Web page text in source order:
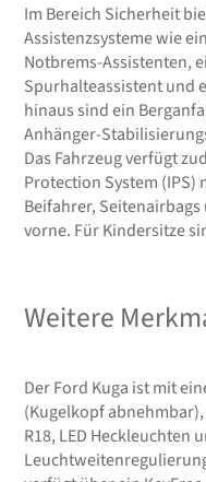
Im Bereich Sicherheit
Assistenzsysteme wie
Notbrems-Assistenten,
Spurhalteassistent und
hinaus sind ein
Anhänger-
Das Fahrzeug verfügt
Protection System (IPS)
Beifahrer,
vorne. Für Kindersitze
Weitere
Der Ford Kuga ist mit
(Kugelkopf
R18, LED Heckleuchten